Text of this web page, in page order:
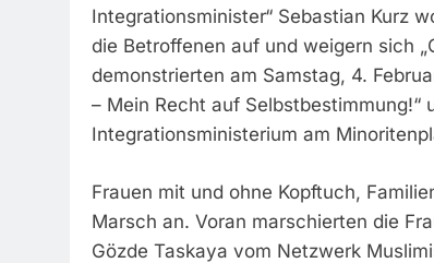
Integrationsminister“ Sebastian Kurz
die Betroffenen auf und weigern sich
demonstrierten am Samstag, 4.
– Mein Recht auf
Integrationsministerium am
Frauen mit und ohne Kopftuch,
Marsch an. Voran marschierten die
Gözde Taskaya vom Netzwerk